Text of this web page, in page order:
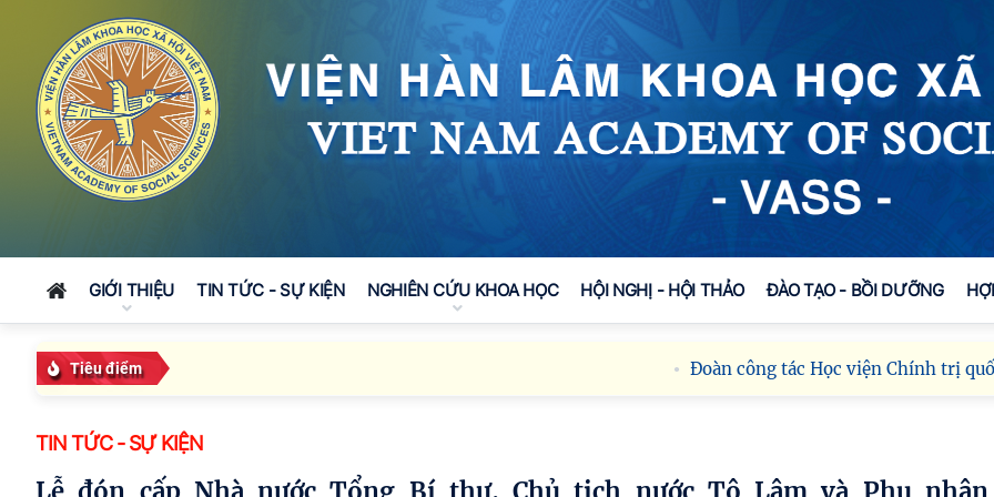
GIỚI THIỆU TIN TỨC - SỰ KIỆN NGHIÊN CỨU KHOA HỌC HỘI NGHỊ - HỘI THẢO ĐÀO TẠO - BỒI DƯỠNG
Tiêu điểm Đoàn công tác Học viện Chính trị quốc gia
TIN TỨC - SỰ KIỆN